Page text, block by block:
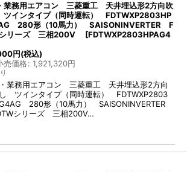
業務用エアコン 三菱重工 天井埋込形2方向吹
インタイプ（同時運転） FDTWXP2803HP
280形（10馬力） SAISONINVERTER F
リーズ 三相200V
[FDTWXP2803HPAG4
円(税込)
売価格: 1,921,320円
業務用エアコン 三菱重工 天井埋込形2方向
ツインタイプ（同時運転） FDTWXP2803
280形（10馬力） SAISONINVERTER
シリーズ 三相200V…